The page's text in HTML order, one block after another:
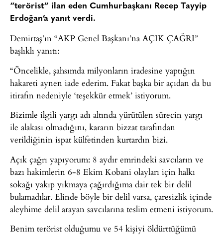
“terörist” ilan eden Cumhurbaşkanı Recep Tayyip
Erdoğan’a yanıt verdi.
Demirtaş’ın “AKP Genel Başkanı’na AÇIK ÇAĞRI”
başlıklı yanıtı:
“Öncelikle, şahsımda milyonların iradesine yaptığın
hakareti aynen iade ederim. Fakat başka bir açıdan da bu
itirafın nedeniyle ‘teşekkür etmek’ istiyorum.
Bizimle ilgili yargı adı altında yürütülen sürecin yargı
ile alakası olmadığını, kararın bizzat tarafından
verildiğinin ispat külfetinden kurtardın bizi.
Açık çağrı yapıyorum: 8 aydır emrindeki savcıların ve
bazı hakimlerin 6-8 Ekim Kobani olayları için halkı
sokağı yakıp yıkmaya çağırdığıma dair tek bir delil
bulamadılar. Elinde böyle bir delil varsa, çaresizlik içinde
aleyhime delil arayan savcılarına teslim etmeni istiyorum.
Benim terörist olduğumu ve 54 kişiyi öldürttüğümü